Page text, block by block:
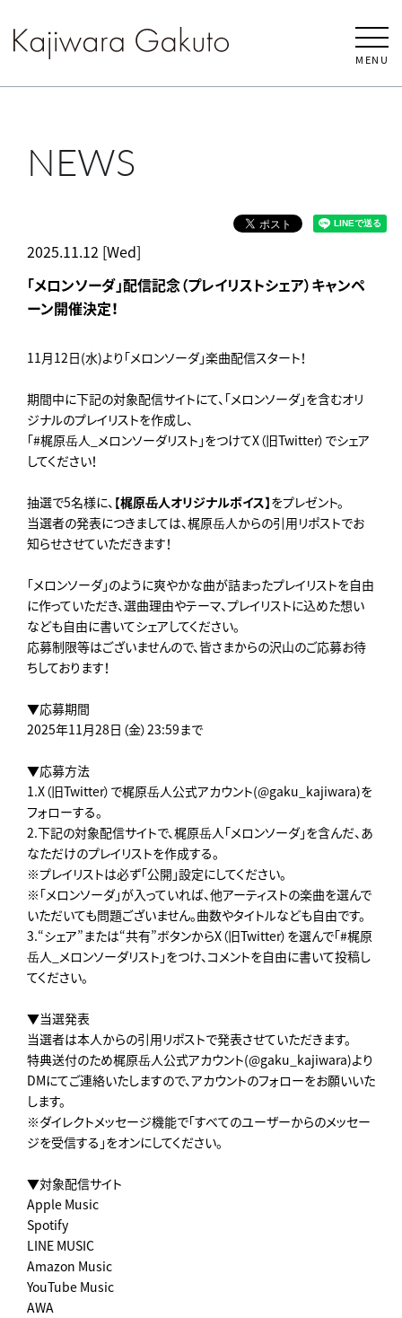
MENU
NEWS
2025.11.12 [Wed]
「メロンソーダ」配信記念（プレイリストシェア）キャンペ
ーン開催決定！
11月12日(水)より「メロンソーダ」楽曲配信スタート！
期間中に下記の対象配信サイトにて、「メロンソーダ」を含むオリ
ジナルのプレイリストを作成し、
「#梶原岳人_メロンソーダリスト」をつけてX（旧Twitter）でシェア
してください！
抽選で5名様に、【梶原岳人オリジナルボイス】をプレゼント。
当選者の発表につきましては、梶原岳人からの引用リポストでお
知らせさせていただきます！
「メロンソーダ」のように爽やかな曲が詰まったプレイリストを自由
に作っていただき、選曲理由やテーマ、プレイリストに込めた想い
なども自由に書いてシェアしてください。
応募制限等はございませんので、皆さまからの沢山のご応募お待
ちしております！
▼応募期間
2025年11月28日（金）23:59まで
▼応募方法
1.X（旧Twitter）で梶原岳人公式アカウント(@gaku_kajiwara)を
フォローする。
2.下記の対象配信サイトで、梶原岳人「メロンソーダ」を含んだ、あ
なただけのプレイリストを作成する。
※プレイリストは必ず「公開」設定にしてください。
※「メロンソーダ」が入っていれば、他アーティストの楽曲を選んで
いただいても問題ございません。曲数やタイトルなども自由です。
3.“シェア”または“共有”ボタンからX（旧Twitter）を選んで「#梶原
岳人_メロンソーダリスト」をつけ、コメントを自由に書いて投稿し
てください。
▼当選発表
当選者は本人からの引用リポストで発表させていただきます。
特典送付のため梶原岳人公式アカウント(@gaku_kajiwara)より
DMにてご連絡いたしますので、アカウントのフォローをお願いいた
します。
※ダイレクトメッセージ機能で「すべてのユーザーからのメッセー
ジを受信する」をオンにしてください。
▼対象配信サイト
Apple Music
Spotify
LINE MUSIC
Amazon Music
YouTube Music
AWA